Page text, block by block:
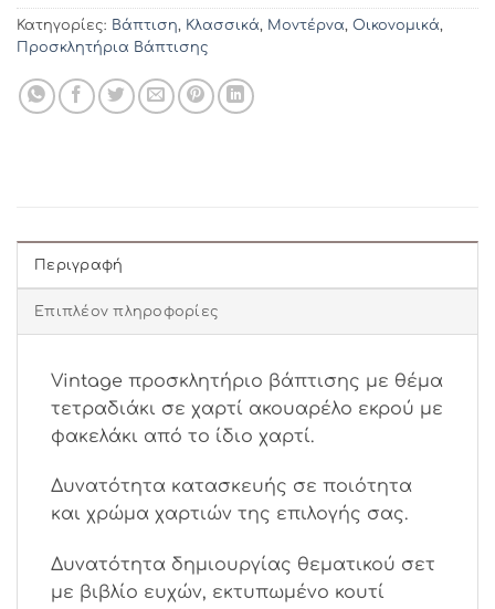
Κατηγορίες: Βάπτιση, Κλασσικά, Μοντέρνα, Οικονομικά,
Προσκλητήρια Βάπτισης
Περιγραφή
Επιπλέον πληροφορίες
Vintage προσκλητήριο βάπτισης με θέμα
τετραδιάκι σε χαρτί ακουαρέλο εκρού με
φακελάκι από το ίδιο χαρτί.
Δυνατότητα κατασκευής σε ποιότητα
και χρώμα χαρτιών της επιλογής σας.
Δυνατότητα δημιουργίας θεματικού σετ
με βιβλίο ευχών, εκτυπωμένο κουτί